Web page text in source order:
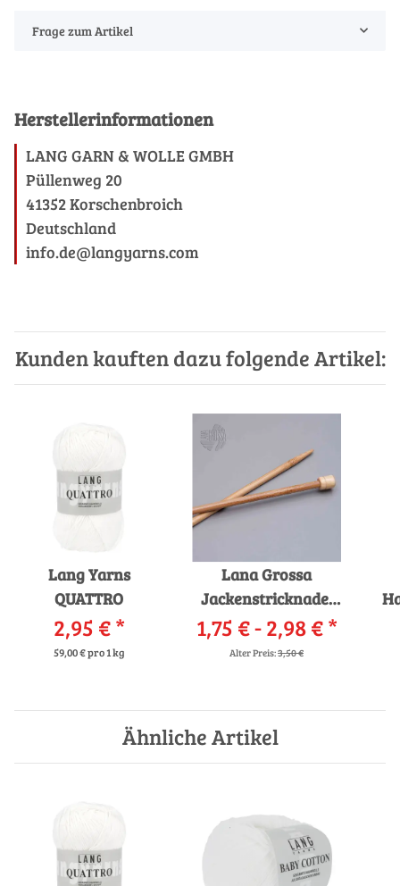
Frage zum Artikel
Herstellerinformationen
LANG GARN & WOLLE GMBH
Püllenweg 20
41352 Korschenbroich
Deutschland
info.de@langyarns.com
Kunden kauften dazu folgende Artikel:
Lang Yarns
QUATTRO
2,95 €*
59,00 € pro 1 kg
Lana Grossa
Jackenstricknadel
Bambus - AKTION -
1,75 € -2,98 €*
Alter Preis:3,50 €
Ähnliche Artikel